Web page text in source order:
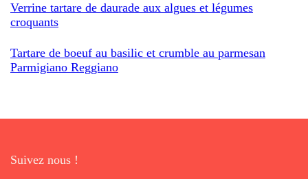
Verrine tartare de daurade aux algues et légumes
croquants
Tartare de boeuf au basilic et crumble au parmesan
Parmigiano Reggiano
Suivez nous !